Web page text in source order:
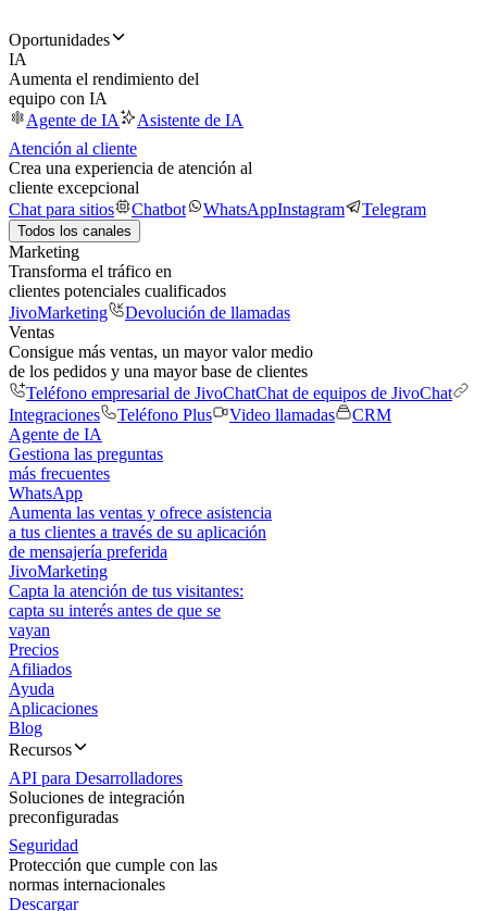
Oportunidades
IA
Aumenta el rendimiento del
equipo con IA
Agente de IA
Asistente de IA
Atención al cliente
Crea una experiencia de atención al
cliente excepcional
Chat para sitios
Chatbot WhatsAppInstagram Telegram
Todos los canales
Marketing
Transforma el tráfico en
clientes potenciales cualificados
JivoMarketing
Devolución de llamadas
Ventas
Consigue más ventas, un mayor valor medio
de los pedidos y una mayor base de clientes
Teléfono empresarial de JivoChatChat de equipos de JivoChat
Integraciones
Teléfono Plus Video llamadas
CRM
Agente de IA
Gestiona las preguntas
más frecuentes
WhatsApp
Aumenta las ventas y ofrece asistencia
a tus clientes a través de su aplicación
de mensajería preferida
JivoMarketing
Capta la atención de tus visitantes:
capta su interés antes de que se
vayan
Precios
Afiliados
Ayuda
Aplicaciones
Blog
Recursos
API para Desarrolladores
Soluciones de integración
preconfiguradas
Seguridad
Protección que cumple con las
normas internacionales
Descargar